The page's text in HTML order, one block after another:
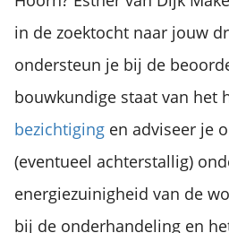
in de zoektocht naar jouw
ondersteun je bij de
bouwkundige staat van het
bezichtiging en adviseer je
(eventueel achterstallig)
energiezuinigheid van de
bij de onderhandeling en